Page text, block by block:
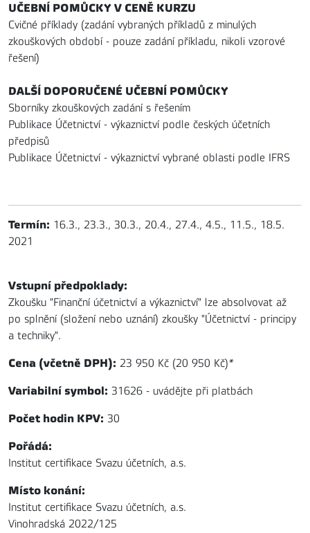
UČEBNÍ POMŮCKY V CENĚ KURZU
Cvičné příklady (zadání vybraných příkladů z minulých
zkouškových období - pouze zadání příkladu, nikoli vzorové
řešení)
DALŠÍ DOPORUČENÉ UČEBNÍ POMŮCKY
Sborníky zkouškových zadání s řešením
Publikace Účetnictví - výkaznictví podle českých účetních
předpisů
Publikace Účetnictví - výkaznictví vybrané oblasti podle IFRS
Termín: 16.3., 23.3., 30.3., 20.4., 27.4., 4.5., 11.5., 18.5.
2021
Vstupní předpoklady:
Zkoušku "Finanční účetnictví a výkaznictví" lze absolvovat až
po splnění (složení nebo uznání) zkoušky "Účetnictví - principy
a techniky".
Cena (včetně DPH): 23 950 Kč (20 950 Kč)*
Variabilní symbol: 31626 - uvádějte při platbách
Počet hodin KPV: 30
Pořádá:
Institut certifikace Svazu účetních, a.s.
Místo konání:
Institut certifikace Svazu účetních, a.s.
Vinohradská 2022/125